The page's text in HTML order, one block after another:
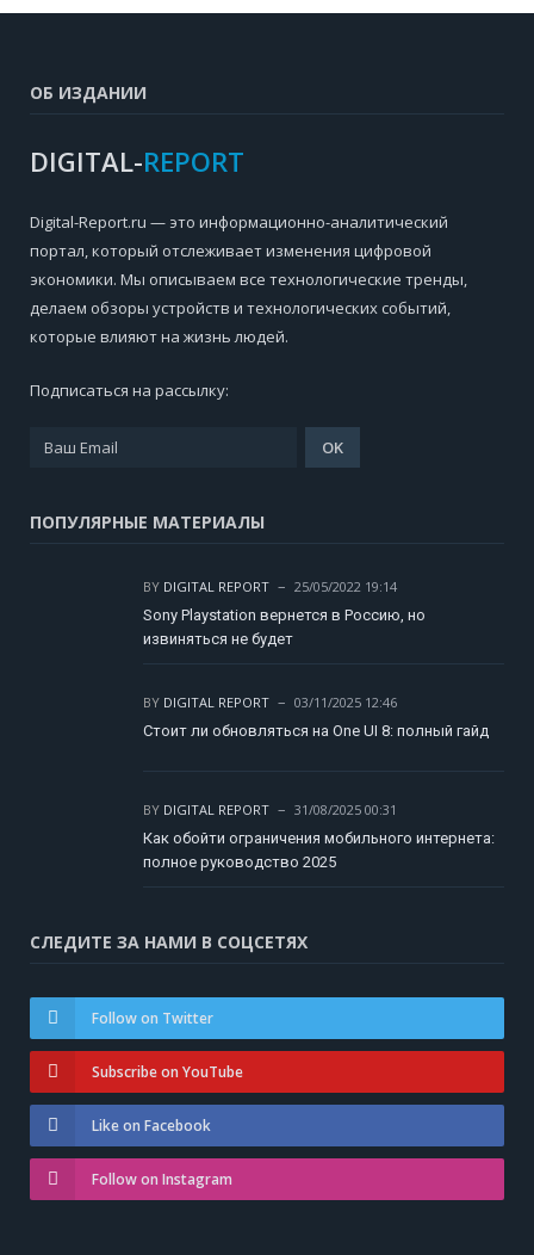
ОБ ИЗДАНИИ
DIGITAL-REPORT
Digital-Report.ru — это информационно-аналитический
портал, который отслеживает изменения цифровой
экономики. Мы описываем все технологические тренды,
делаем обзоры устройств и технологических событий,
которые влияют на жизнь людей.
Подписаться на рассылку:
ПОПУЛЯРНЫЕ МАТЕРИАЛЫ
BY DIGITAL REPORT
25/05/2022 19:14
Sony Playstation вернется в Россию, но
извиняться не будет
BY DIGITAL REPORT
03/11/2025 12:46
Стоит ли обновляться на One UI 8: полный гайд
BY DIGITAL REPORT
31/08/2025 00:31
Как обойти ограничения мобильного интернета:
полное руководство 2025
СЛЕДИТЕ ЗА НАМИ В СОЦСЕТЯХ
Follow on Twitter
Subscribe on YouTube
Like on Facebook
Follow on Instagram